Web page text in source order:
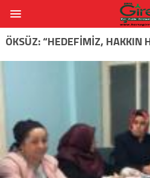
ÖKSÜZ: “HEDEFIMIZ, HAKKIN